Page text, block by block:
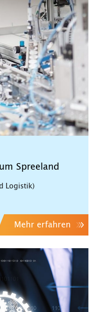
Spreeland
Logistik)
Mehr erfahren